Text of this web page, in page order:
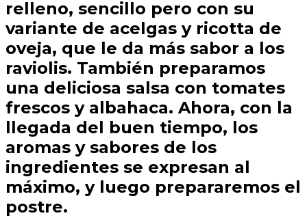
relleno, sencillo pero con su
variante de acelgas y ricotta de
oveja, que le da más sabor a los
raviolis. También preparamos
una deliciosa salsa con tomates
frescos y albahaca. Ahora, con la
llegada del buen tiempo, los
aromas y sabores de los
ingredientes se expresan al
máximo, y luego prepararemos el
postre.